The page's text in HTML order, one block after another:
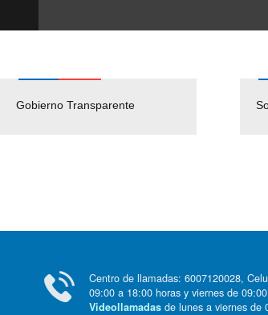
Gobierno Transparente Pago
Centro de llamadas: 6007120028,
09:00 a 18:00 horas y viernes de
Videollamadas de lunes a viernes